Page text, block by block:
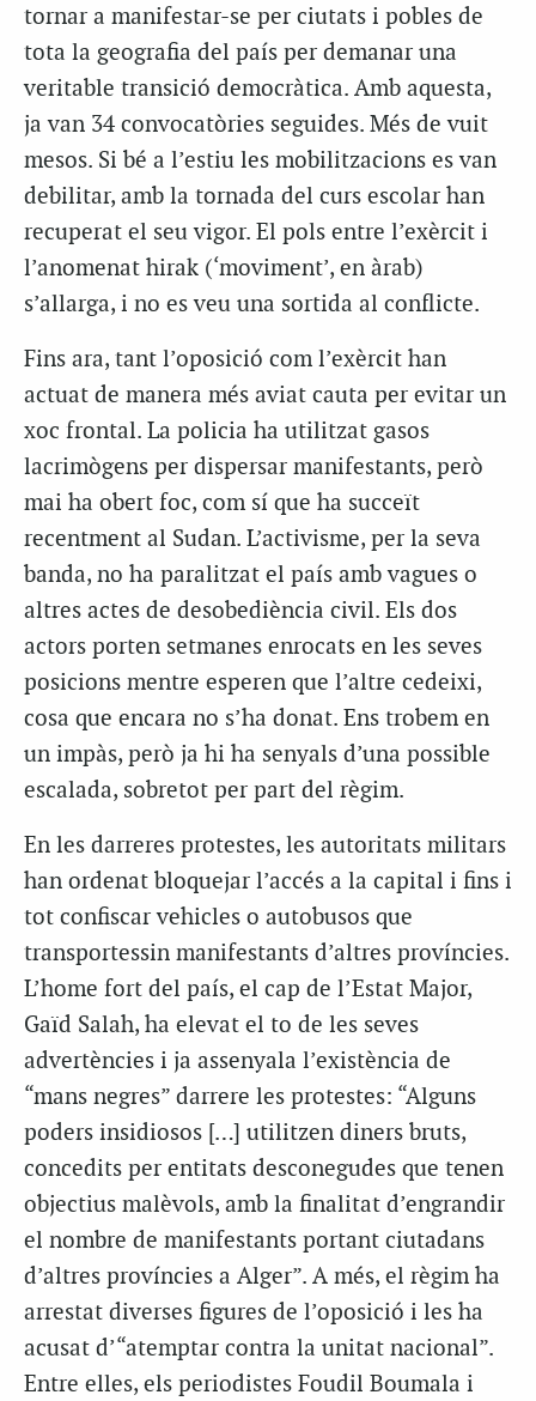
tornar a manifestar-se per ciutats i pobles de
tota la geografia del país per demanar una
veritable transició democràtica. Amb aquesta,
ja van 34 convocatòries seguides. Més de vuit
mesos. Si bé a l’estiu les mobilitzacions es van
debilitar, amb la tornada del curs escolar han
recuperat el seu vigor. El pols entre l’exèrcit i
l’anomenat hirak (‘moviment’, en àrab)
s’allarga, i no es veu una sortida al conflicte.
Fins ara, tant l’oposició com l’exèrcit han
actuat de manera més aviat cauta per evitar un
xoc frontal. La policia ha utilitzat gasos
lacrimògens per dispersar manifestants, però
mai ha obert foc, com sí que ha succeït
recentment al Sudan. L’activisme, per la seva
banda, no ha paralitzat el país amb vagues o
altres actes de desobediència civil. Els dos
actors porten setmanes enrocats en les seves
posicions mentre esperen que l’altre cedeixi,
cosa que encara no s’ha donat. Ens trobem en
un impàs, però ja hi ha senyals d’una possible
escalada, sobretot per part del règim.
En les darreres protestes, les autoritats militars
han ordenat bloquejar l’accés a la capital i fins i
tot confiscar vehicles o autobusos que
transportessin manifestants d’altres províncies.
L’home fort del país, el cap de l’Estat Major,
Gaïd Salah, ha elevat el to de les seves
advertències i ja assenyala l’existència de
“mans negres” darrere les protestes: “Alguns
poders insidiosos […] utilitzen diners bruts,
concedits per entitats desconegudes que tenen
objectius malèvols, amb la finalitat d’engrandir
el nombre de manifestants portant ciutadans
d’altres províncies a Alger”. A més, el règim ha
arrestat diverses figures de l’oposició i les ha
acusat d’“atemptar contra la unitat nacional”.
Entre elles, els periodistes Foudil Boumala i